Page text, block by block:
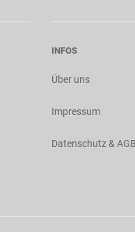
INFOS
Über uns
Impressum
Datenschutz & AGB